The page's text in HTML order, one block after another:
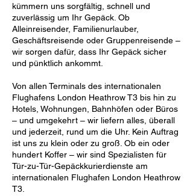
kümmern uns sorgfältig, schnell und
zuverlässig um Ihr Gepäck. Ob
Alleinreisender, Familienurlauber,
Geschäftsreisende oder Gruppenreisende –
wir sorgen dafür, dass Ihr Gepäck sicher
und pünktlich ankommt.
Von allen Terminals des internationalen
Flughafens London Heathrow T3 bis hin zu
Hotels, Wohnungen, Bahnhöfen oder Büros
– und umgekehrt – wir liefern alles, überall
und jederzeit, rund um die Uhr. Kein Auftrag
ist uns zu klein oder zu groß. Ob ein oder
hundert Koffer – wir sind Spezialisten für
Tür-zu-Tür-Gepäckkurierdienste am
internationalen Flughafen London Heathrow
T3.